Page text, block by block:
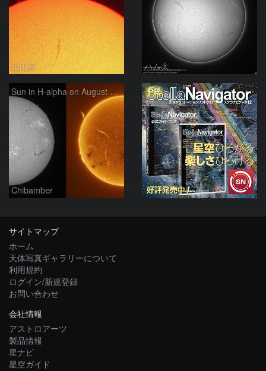
山田昇 ハム太
Sun in H-alpha on August 7, 2026
Chibamber
PR
サイトマップ
ホーム
天体写真ギャラリーについて
利用規約
ログイン/新規登録
お問い合わせ
会社情報
アストロアーツ
製品情報
星ナビ
星空ガイド